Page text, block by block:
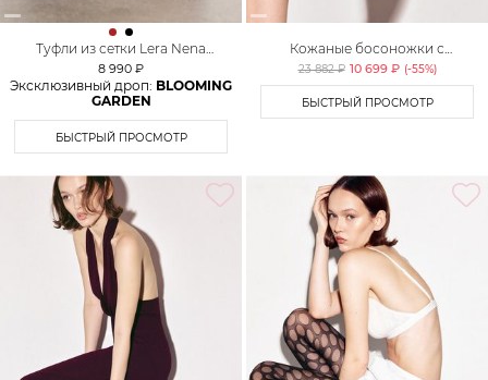
Туфли из сетки Lera Nena
Unreal
8 990 ₽
Эксклюзивный дроп: BLOOMING
GARDEN
БЫСТРЫЙ ПРОСМОТР
Кожаные босоножки с
пряжками Lera Nena
23 882 ₽ 10 699 ₽ (-55%)
БЫСТРЫЙ ПРОСМОТР